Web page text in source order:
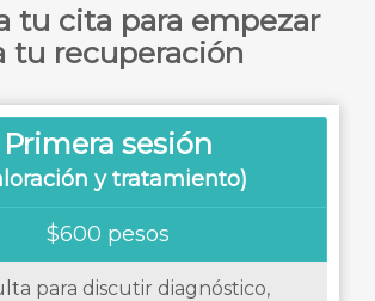
tu cita para empezar
tu recuperación
Primera sesión
y tratamiento)
$600 pesos
para discutir diagnóstico,